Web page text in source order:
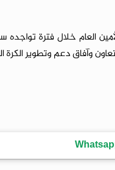
العام خلال فترة
وآفاق دعم وتطوير الكرة